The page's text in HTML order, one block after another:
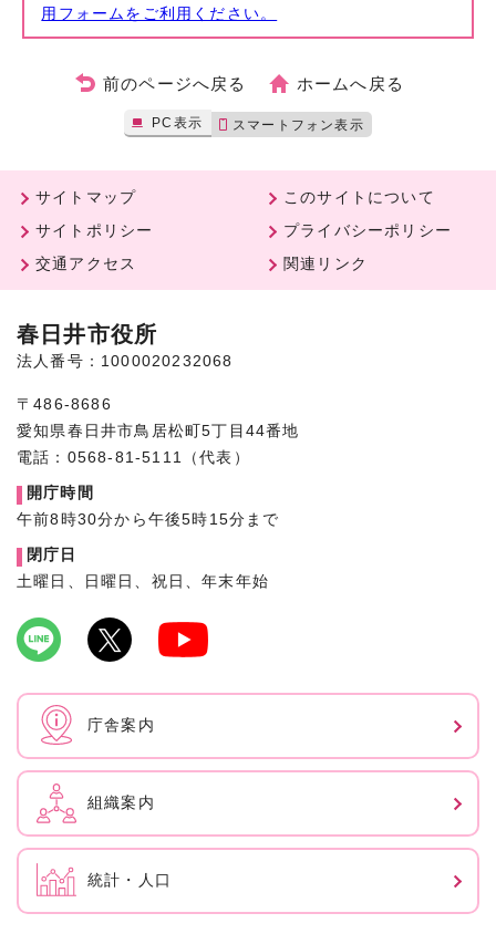
用フォームをご利用ください。
前のページへ戻る ホームへ戻る
PC表示 スマートフォン表示
サイトマップ
このサイトについて
サイトポリシー
プライバシーポリシー
交通アクセス
関連リンク
春日井市役所
法人番号：1000020232068
〒486-8686
愛知県春日井市鳥居松町5丁目44番地
電話：0568-81-5111（代表）
開庁時間
午前8時30分から午後5時15分まで
閉庁日
土曜日、日曜日、祝日、年末年始
庁舎案内
組織案内
統計・人口